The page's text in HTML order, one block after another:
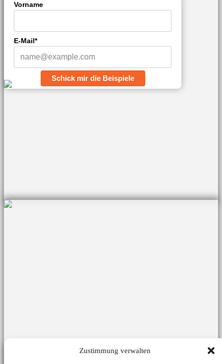
Zustimmung verwalten
Vorname
E-Mail*
Schick mir die Beispiele
Vorlagen aus der Praxis